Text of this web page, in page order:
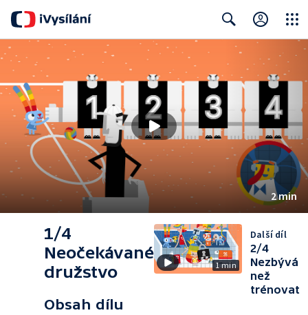
Search Close
2 min
1/4
Neočekávané
družstvo
Obsah dílu
1 min
Další díl
2/4
Nezbývá
než
trénovat